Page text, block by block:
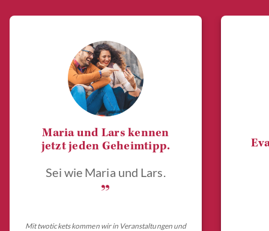
Maria und Lars kennen
jetzt jeden Geheimtipp.
Sei wie Maria und Lars.
„
Mit twotickets kommen wir in Veranstaltungen und